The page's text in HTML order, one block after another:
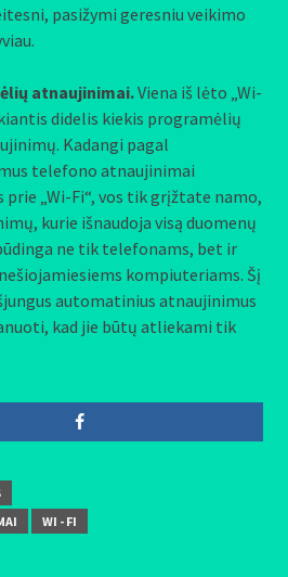
pasižymi geresniu veikimo
atnaujinimai.Viena iš lėto „Wi-
didelis kiekis programėlių
Kadangi pagal
telefono atnaujinimai
„Wi-Fi“, vos tik grįžtate namo,
kurie išnaudoja visą duomenų
ne tik telefonams, bet ir
kompiuteriams. Šį
automatinius atnaujinimus
kad jie būtų atliekami tik
WI - FI